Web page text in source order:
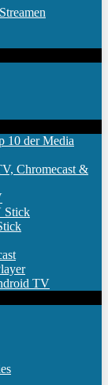
10 der Media
Chromecast &
Stick
TV